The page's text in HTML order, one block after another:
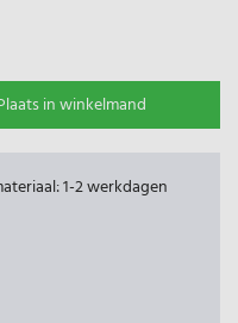
in winkelmand
1-2 werkdagen